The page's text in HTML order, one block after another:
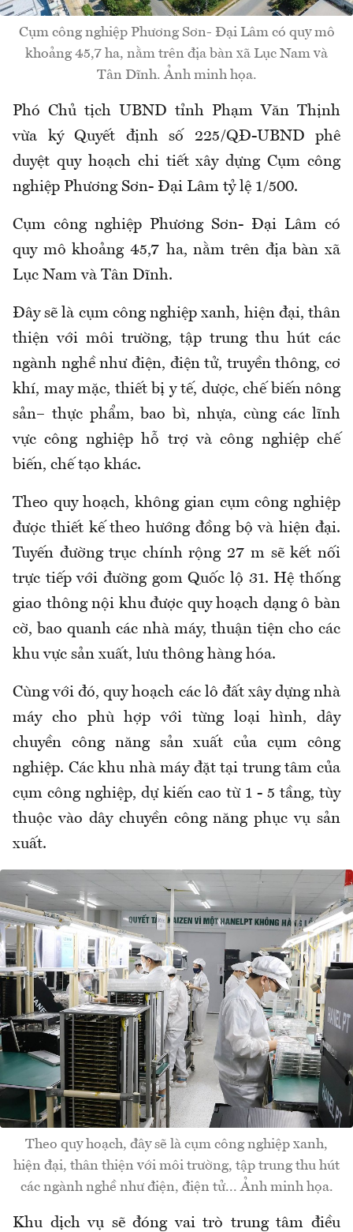
Cụm công nghiệp Phương Sơn- Đại Lâm có quy mô
khoảng 45,7 ha, nằm trên địa bàn xã Lục Nam và
Tân Dĩnh. Ảnh minh họa.
Phó Chủ tịch UBND tỉnh Phạm Văn Thịnh
vừa ký Quyết định số 225/QĐ-UBND phê
duyệt quy hoạch chi tiết xây dựng Cụm công
nghiệp Phương Sơn- Đại Lâm tỷ lệ 1/500.
Cụm công nghiệp Phương Sơn- Đại Lâm có
quy mô khoảng 45,7 ha, nằm trên địa bàn xã
Lục Nam và Tân Dĩnh.
Đây sẽ là cụm công nghiệp xanh, hiện đại, thân
thiện với môi trường, tập trung thu hút các
ngành nghề như điện, điện tử, truyền thông, cơ
khí, may mặc, thiết bị y tế, dược, chế biến nông
sản– thực phẩm, bao bì, nhựa, cùng các lĩnh
vực công nghiệp hỗ trợ và công nghiệp chế
biến, chế tạo khác.
Theo quy hoạch, không gian cụm công nghiệp
được thiết kế theo hướng đồng bộ và hiện đại.
Tuyến đường trục chính rộng 27 m sẽ kết nối
trực tiếp với đường gom Quốc lộ 31. Hệ thống
giao thông nội khu được quy hoạch dạng ô bàn
cờ, bao quanh các nhà máy, thuận tiện cho các
khu vực sản xuất, lưu thông hàng hóa.
Cùng với đó, quy hoạch các lô đất xây dựng nhà
máy cho phù hợp với từng loại hình, dây
chuyền công năng sản xuất của cụm công
nghiệp. Các khu nhà máy đặt tại trung tâm của
cụm công nghiệp, dự kiến cao từ 1 - 5 tầng, tùy
thuộc vào dây chuyền công năng phục vụ sản
xuất.
Theo quy hoạch, đây sẽ là cụm công nghiệp xanh,
hiện đại, thân thiện với môi trường, tập trung thu hút
các ngành nghề như điện, điện tử... Ảnh minh họa.
Khu dịch vụ sẽ đóng vai trò trung tâm điều